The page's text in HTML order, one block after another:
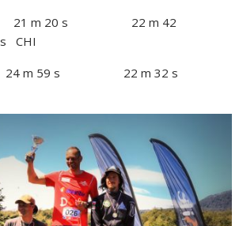
m 20 s 22 m 42
24 m 59 s 22 m 32 s